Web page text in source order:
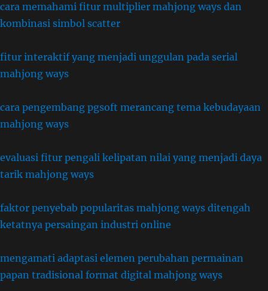
cara memahami fitur multiplier mahjong ways dan
kombinasi simbol scatter
fitur interaktif yang menjadi unggulan pada serial
mahjong ways
cara pengembang pgsoft merancang tema kebudayaan
mahjong ways
evaluasi fitur pengali kelipatan nilai yang menjadi daya
tarik mahjong ways
faktor penyebab popularitas mahjong ways ditengah
ketatnya persaingan industri online
mengamati adaptasi elemen perubahan permainan
papan tradisional format digital mahjong ways